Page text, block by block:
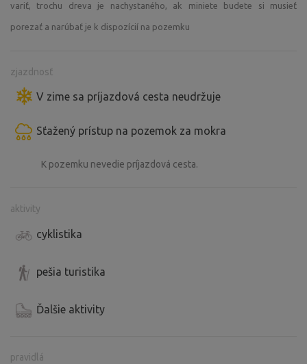
variť, trochu dreva je nachystaného, ak miniete budete si musieť
porezať a narúbať je k dispozícií na pozemku
zjazdnosť
V zime sa príjazdová cesta neudržuje
Sťažený prístup na pozemok za mokra
K pozemku nevedie príjazdová cesta.
aktivity
cyklistika
pešia turistika
Ďalšie aktivity
pravidlá